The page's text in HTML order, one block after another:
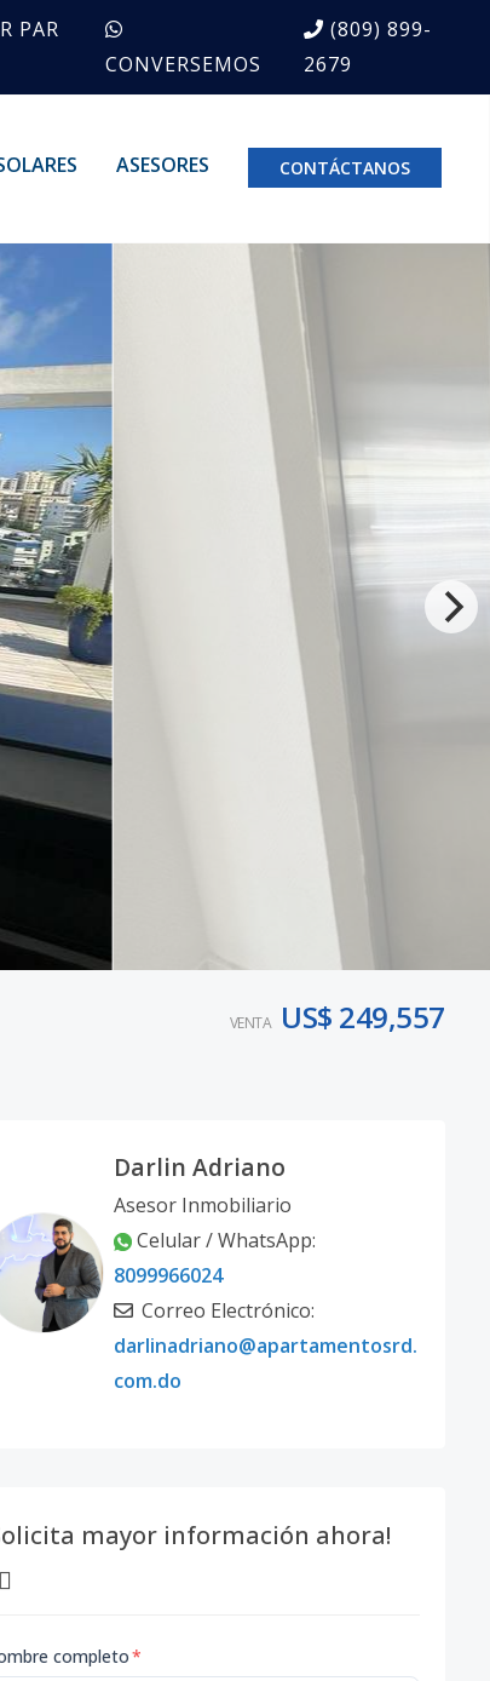
PAR
CONVERSEMOS
(809) 899-
2679
ASESORES CONTÁCTANOS
VENTA US$ 249,557
Darlin Adriano
Asesor Inmobiliario
Celular / WhatsApp:
8099966024
Correo Electrónico:
darlinadriano@apartamentosrd.
com.do
mayor información ahora!
completo*